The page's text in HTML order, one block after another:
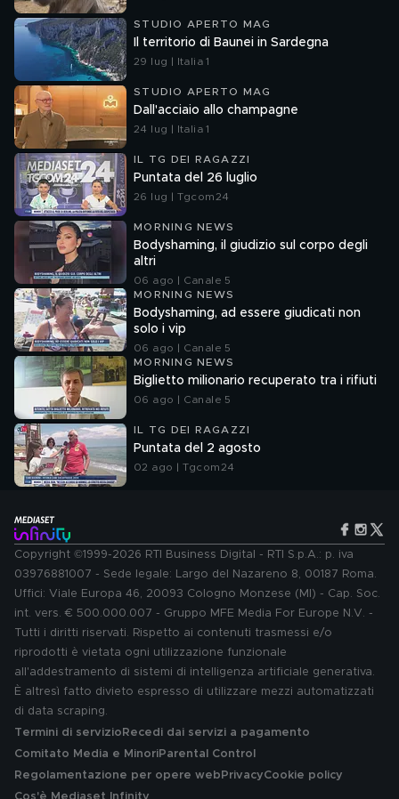
STUDIO APERTO MAG
Il territorio di Baunei in Sardegna
29 lug | Italia 1
STUDIO APERTO MAG
Dall'acciaio allo champagne
24 lug | Italia 1
IL TG DEI RAGAZZI
Puntata del 26 luglio
26 lug | Tgcom24
MORNING NEWS
Bodyshaming, il giudizio sul corpo degli
altri
06 ago | Canale 5
MORNING NEWS
Bodyshaming, ad essere giudicati non
solo i vip
06 ago | Canale 5
MORNING NEWS
Biglietto milionario recuperato tra i rifiuti
06 ago | Canale 5
IL TG DEI RAGAZZI
Puntata del 2 agosto
02 ago | Tgcom24
Copyright ©1999-2026 RTI Business Digital - RTI S.p.A.: p. iva
03976881007 - Sede legale: Largo del Nazareno 8, 00187 Roma.
Uffici: Viale Europa 46, 20093 Cologno Monzese (MI) - Cap. Soc.
int. vers. € 500.000.007 - Gruppo MFE Media For Europe N.V. -
Tutti i diritti riservati. Rispetto ai contenuti trasmessi e/o
riprodotti è vietata ogni utilizzazione funzionale
all'addestramento di sistemi di intelligenza artificiale generativa.
È altresì fatto divieto espresso di utilizzare mezzi automatizzati
di data scraping.
Termini di servizio Recedi dai servizi a pagamento
Comitato Media e MinoriParental Control
Regolamentazione per opere web PrivacyCookie policy